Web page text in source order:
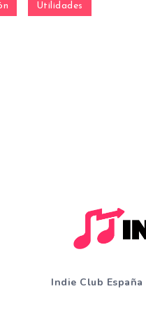
Utilidades
Indie Club España